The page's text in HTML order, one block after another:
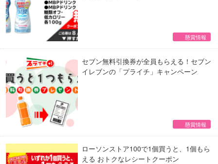
懸賞情報
セブン無料引換券が全員もらえる！セブン
イレブンの「プライチ」キャンペーン
懸賞情報
ローソンストア100で1個買うと、1個もら
える おトクなレシートクーポン